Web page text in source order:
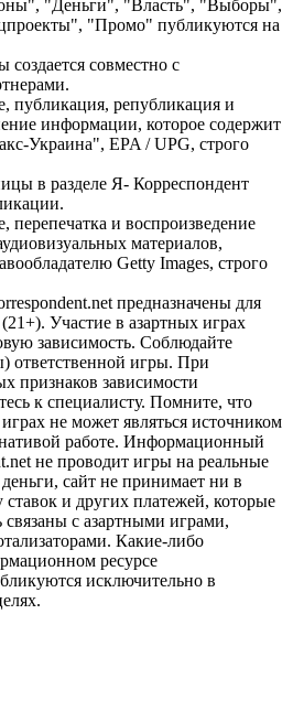
"Деньги", "Власть", "Выборы",
"Промо" публикуются на
создается совместно с
публикация, републикация и
информации, которое содержит
Украина", EPA / UPG, строго
в разделе Я- Корреспондент
перепечатка и воспроизведение
материалов,
Getty Images, строго
предназначены для
Участие в азартных играх
зависимость. Соблюдайте
ответственной игры. При
признаков зависимости
к специалисту. Помните, что
не может являться источником
работе. Информационный
не проводит игры на реальные
сайт не принимает ни в
ставок и других платежей, которые
связаны с азартными играми,
Какие-либо
ресурсе
исключительно в